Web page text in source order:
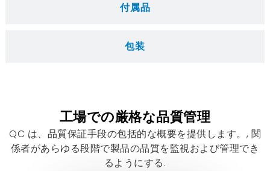
付属品
包装
工場での厳格な品質管理
QC は、品質保証手段の包括的な概要を提供します。, 関
係者があらゆる段階で製品の品質を監視および管理でき
るようにする.